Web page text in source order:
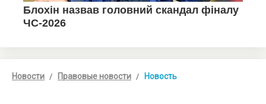
Новости Правовые новости Новость